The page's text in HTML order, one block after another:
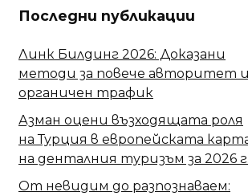
Последни публикации
Линк Билдинг 2026: Доказани
методи за повече авторитет и
органичен трафик
Азман оцени възходящата роля
на Турция в европейската
на денталния туризъм за 2026 г.
От невидим до разпознаваем: